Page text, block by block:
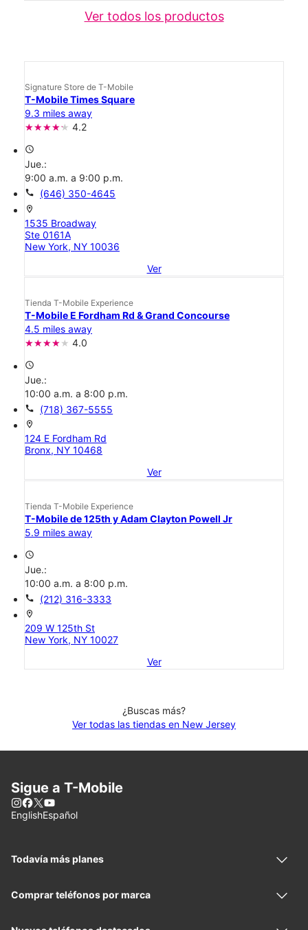
Ver todos los productos
Signature Store de T-Mobile
T-Mobile Times Square
9.3 miles away
4.2
access_time
Jue.:
9:00 a.m. a 9:00 p.m.
call (646) 350-4645
location_on
1535 Broadway
Ste 0161A
New York, NY 10036
Ver
Tienda T-Mobile Experience
T-Mobile E Fordham Rd & Grand Concourse
4.5 miles away
4.0
access_time
Jue.:
10:00 a.m. a 8:00 p.m.
call (718) 367-5555
location_on
124 E Fordham Rd
Bronx, NY 10468
Ver
Tienda T-Mobile Experience
T-Mobile de 125th y Adam Clayton Powell Jr
5.9 miles away
access_time
Jue.:
10:00 a.m. a 8:00 p.m.
call (212) 316-3333
location_on
209 W 125th St
New York, NY 10027
Ver
¿Buscas más?
Ver todas las tiendas en New Jersey